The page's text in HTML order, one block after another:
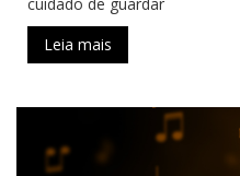
Leia mais